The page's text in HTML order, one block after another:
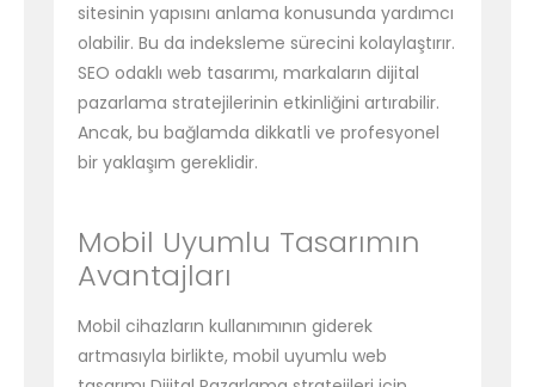
sitesinin yapısını anlama konusunda yardımcı
olabilir. Bu da indeksleme sürecini kolaylaştırır.
SEO odaklı web tasarımı, markaların dijital
pazarlama stratejilerinin etkinliğini artırabilir.
Ancak, bu bağlamda dikkatli ve profesyonel
bir yaklaşım gereklidir.
Mobil Uyumlu Tasarımın
Avantajları
Mobil cihazların kullanımının giderek
artmasıyla birlikte, mobil uyumlu web